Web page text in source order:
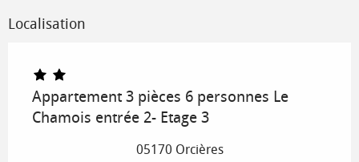
Localisation
Appartement 3 pièces 6 personnes Le
Chamois entrée 2- Etage 3
05170 Orcières